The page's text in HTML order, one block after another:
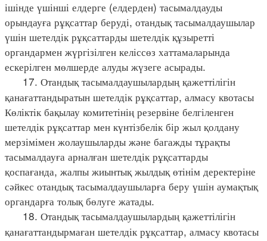
ішінде үшінші елдерге (елдерден) тасымалдауды
орындауға рұқсаттар беруді, отандық тасымалдаушылар
үшін шетелдік рұқсаттарды шетелдік құзыретті
органдармен жүргізілген келіссөз хаттамаларында
ескерілген мөлшерде алуды жүзеге асырады.
17. Отандық тасымалдаушылардың қажеттілігін
қанағаттандыратын шетелдік рұқсаттар, алмасу квотасы
Көліктік бақылау комитетінің резервіне белгіленген
шетелдік рұқсаттар мен күнтізбелік бір жыл қолдану
мерзімімен жолаушыларды және багажды тұрақты
тасымалдауға арналған шетелдік рұқсаттарды
қоспағанда, жалпы жиынтық жылдық өтінім деректеріне
сәйкес отандық тасымалдаушыларға беру үшін аумақтық
органдарға толық бөлуге жатады.
18. Отандық тасымалдаушылардың қажеттілігін
қанағаттандырмаған шетелдік рұқсаттар, алмасу квотасы